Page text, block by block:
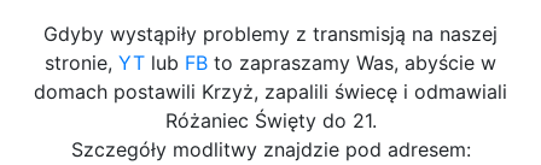
Gdyby wystąpiły problemy z transmisją na naszej
stronie, YT lub FB to zapraszamy Was, abyście w
domach postawili Krzyż, zapalili świecę i odmawiali
Różaniec Święty do 21.
Szczegóły modlitwy znajdzie pod adresem: